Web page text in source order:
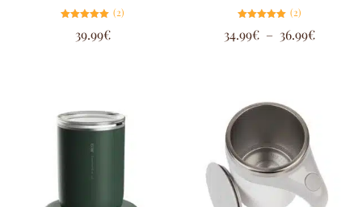
5.00
sur 5
(2)
39.99€
5.00
sur 5
(2)
34.99€ – 36.99€